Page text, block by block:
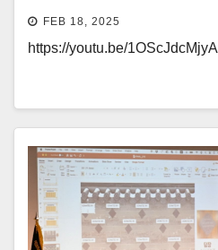
FEB 18, 2025
https://youtu.be/1OScJdcMjyA